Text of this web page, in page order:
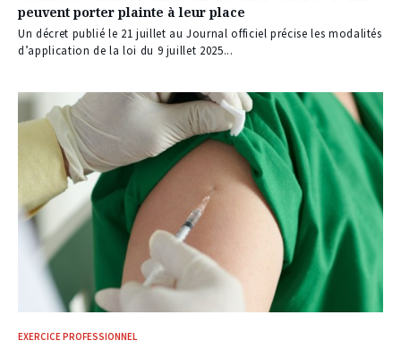
peuvent porter plainte à leur place
Un décret publié le 21 juillet au Journal officiel précise les modalités
d’application de la loi du 9 juillet 2025...
EXERCICE PROFESSIONNEL